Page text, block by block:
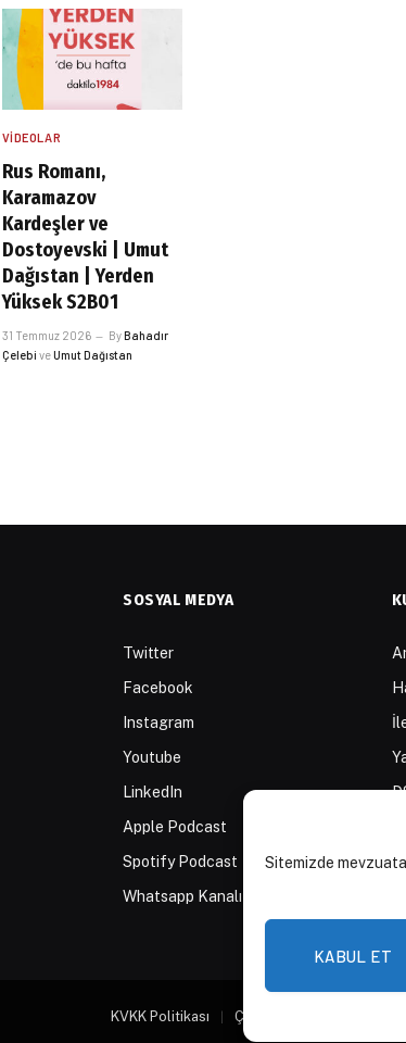
Sitemizde
KABUL ET
VIDEOLAR
Rus Romanı,
Karamazov
Kardeşler ve
Dostoyevski | Umut
Dağıstan | Yerden
Yüksek S2B01
31 Temmuz 2026 ByBahadır
Çelebi veUmut Dağıstan
SOSYAL MEDYA
Twitter
Facebook
Instagram
Youtube
LinkedIn
Apple Podcast
Spotify Podcast
Whatsapp Kanalı
KVKK Politikası Çerez Politikası